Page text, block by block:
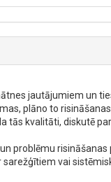
jautājumiem un
plāno to
tās kvalitāti, diskutē
problēmu
vai